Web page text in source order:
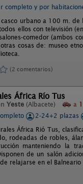
completo y por
urbano a 100 m. de
ellos con televisión
comedor (ambos
cosas de: museo
(2 comentarios)
África Río Tus
Yeste (Albacete) a
2-24+2 plazas
África Rió Tus,
rodeadas de robles,
manteniendo la
de un salón
relajarse en el Balneario